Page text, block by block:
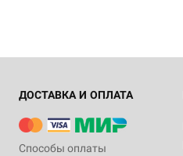
ДОСТАВКА И ОПЛАТА
Способы оплаты